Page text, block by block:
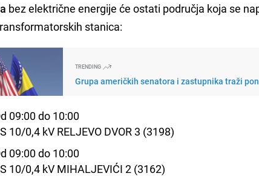
bez električne energije će ostati područja koja se
stanica:
TRENDING
Grupa američkih senatora i zastupnika traži
09:00 do 10:00
10/0,4 kV RELJEVO DVOR 3 (3198)
09:00 do 10:00
10/0,4 kV MIHALJEVIĆI 2 (3162)